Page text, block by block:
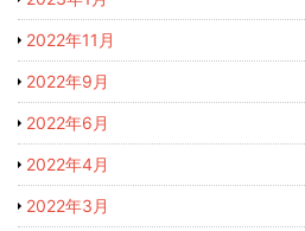
2022年11月
2022年9月
2022年6月
2022年4月
2022年3月